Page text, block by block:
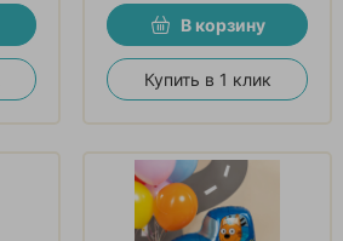
В корзину
Купить в 1 клик